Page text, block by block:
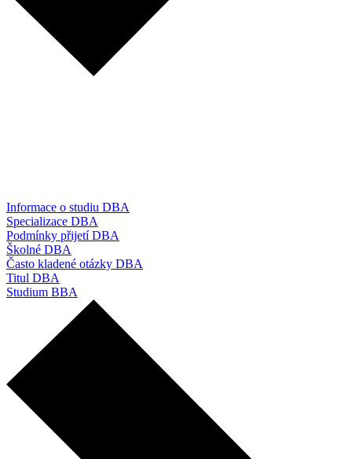
Informace o studiu DBA
Specializace DBA
Podmínky přijetí DBA
Školné DBA
Často kladené otázky DBA
Titul DBA
Studium BBA